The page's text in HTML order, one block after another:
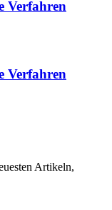
Verfahren
Verfahren
Artikeln,